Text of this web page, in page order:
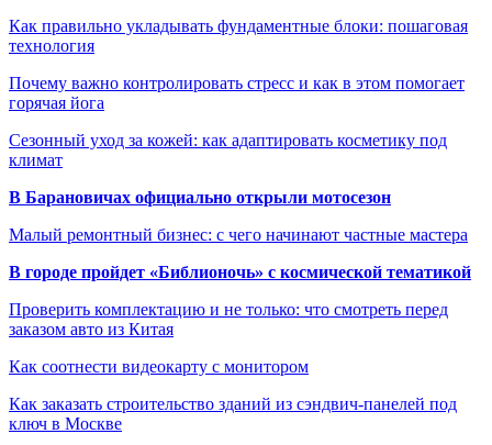
Как правильно укладывать фундаментные блоки: пошаговая
технология
Почему важно контролировать стресс и как в этом помогает
горячая йога
Сезонный уход за кожей: как адаптировать косметику под
климат
В Барановичах официально открыли мотосезон
Малый ремонтный бизнес: с чего начинают частные мастера
В городе пройдет «Библионочь» с космической тематикой
Проверить комплектацию и не только: что смотреть перед
заказом авто из Китая
Как соотнести видеокарту с монитором
Как заказать строительство зданий из сэндвич-панелей под
ключ в Москве